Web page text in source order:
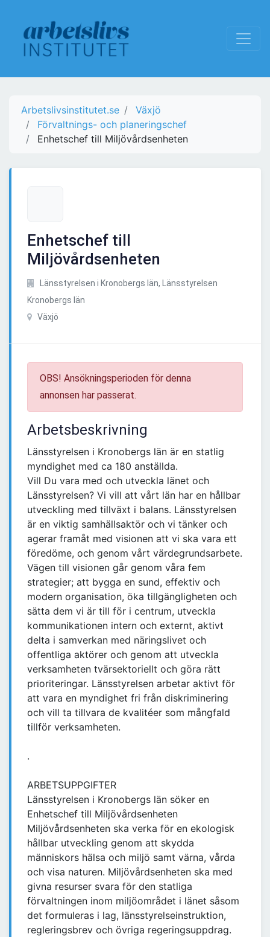
Arbetslivsinstitutet.se
Växjö
Förvaltnings- och planeringschef
Enhetschef till Miljövårdsenheten
Enhetschef till
Miljövårdsenheten
Länsstyrelsen i Kronobergs län, Länsstyrelsen
Kronobergs län
Växjö
OBS! Ansökningsperioden för denna
annonsen har passerat.
Arbetsbeskrivning
Länsstyrelsen i Kronobergs län är en statlig
myndighet med ca 180 anställda.
Vill Du vara med och utveckla länet och
Länsstyrelsen? Vi vill att vårt län har en hållbar
utveckling med tillväxt i balans. Länsstyrelsen
är en viktig samhällsaktör och vi tänker och
agerar framåt med visionen att vi ska vara ett
föredöme, och genom vårt värdegrundsarbete.
Vägen till visionen går genom våra fem
strategier; att bygga en sund, effektiv och
modern organisation, öka tillgängligheten och
sätta dem vi är till för i centrum, utveckla
kommunikationen intern och externt, aktivt
delta i samverkan med näringslivet och
offentliga aktörer och genom att utveckla
verksamheten tvärsektoriellt och göra rätt
prioriteringar. Länsstyrelsen arbetar aktivt för
att vara en myndighet fri från diskriminering
och vill ta tillvara de kvalitéer som mångfald
tillför verksamheten.
.
ARBETSUPPGIFTER
Länsstyrelsen i Kronobergs län söker en
Enhetschef till Miljövårdsenheten
Miljövårdsenheten ska verka för en ekologisk
hållbar utveckling genom att skydda
människors hälsa och miljö samt värna, vårda
och visa naturen. Miljövårdsenheten ska med
givna resurser svara för den statliga
förvaltningen inom miljöområdet i länet såsom
det formuleras i lag, länsstyrelseinstruktion,
regleringsbrev och övriga regeringsuppdrag.